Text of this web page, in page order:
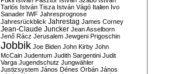
Tarlós István Tisza István Vágó Italien Ivo
Sanader IWF Jahresprognose
Jahresrückblick Jahrestag James Corney
Jean-Claude Juncker Jean Asselborn
Jenő Rácz Jerusalem Jewgeni Prigoschin
Jobbik Joe Biden John Kirby John
McCain Judentum Judith Sargentini Judit
Varga Jugendschutz Jungwähler
Justizsystem János Dénes Orbán János